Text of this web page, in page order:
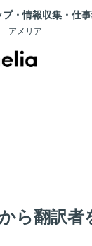
・情報収集・仕
アメリア
ら翻訳者